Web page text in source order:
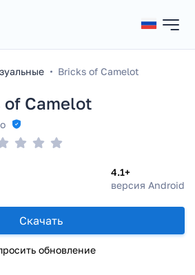
Bricks of Camelot
of Camelot
4.1+
версия Android
Скачать
обновление